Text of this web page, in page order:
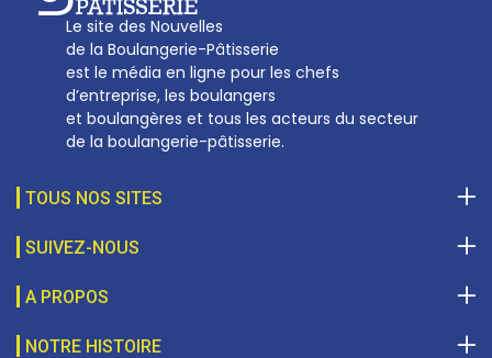
Le site des Nouvelles
de la Boulangerie-Pâtisserie
est le média en ligne pour les chefs
d’entreprise, les boulangers
et boulangères et tous les acteurs du secteur
de la boulangerie-pâtisserie.
TOUS NOS SITES
SUIVEZ-NOUS
A PROPOS
NOTRE HISTOIRE